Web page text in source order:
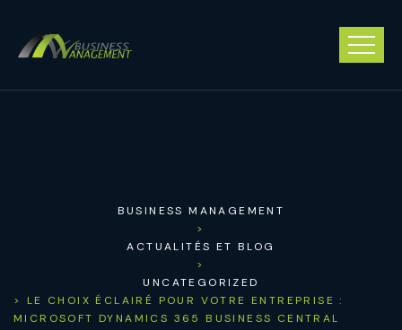
BUSINESS MANAGEMENT
>
ACTUALITÉS ET BLOG
>
UNCATEGORIZED
> LE CHOIX ÉCLAIRÉ POUR VOTRE ENTREPRISE :
MICROSOFT DYNAMICS 365 BUSINESS CENTRAL